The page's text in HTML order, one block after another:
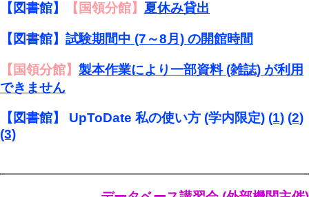
【図書館】 【国領分館】 夏休み貸出
【図書館】 試験期間中 (7～8月) の開館時間
【国領分館】 製本作業により一部資料 (雑誌) が利用
できません
【図書館】 UpToDate 私の使い方 (学内限定) (1) (2)
(3)